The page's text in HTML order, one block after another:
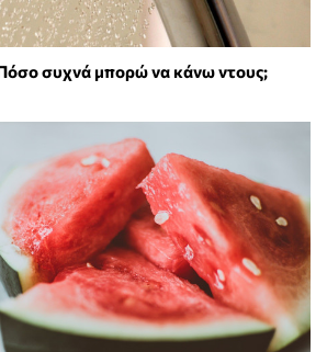
συχνά μπορώ να κάνω ντους;